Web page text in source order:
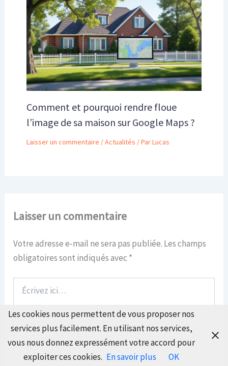
Comment et pourquoi rendre floue
l’image de sa maison sur Google Maps ?
Laisser un commentaire /Actualités / ParLucas
Laisser un commentaire
Votre adresse e-mail ne sera pas publiée. Les champs
obligatoires sont indiqués avec *
ici…
Les cookies nous permettent de vous proposer nos
services plus facilement. En utilisant nos services,
vous nous donnez expressément votre accord pour
exploiter ces cookies. En savoir plus OK